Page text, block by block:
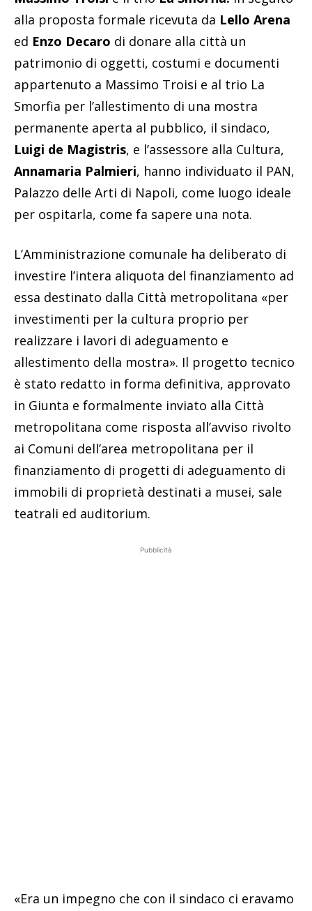
alla proposta formale ricevuta da Lello Arena
ed Enzo Decaro di donare alla città un
patrimonio di oggetti, costumi e documenti
appartenuto a Massimo Troisi e al trio La
Smorfia per l’allestimento di una mostra
permanente aperta al pubblico, il sindaco,
Luigi de Magistris, e l’assessore alla Cultura,
Annamaria Palmieri, hanno individuato il PAN,
Palazzo delle Arti di Napoli, come luogo ideale
per ospitarla, come fa sapere una nota.
L’Amministrazione comunale ha deliberato di
investire l’intera aliquota del finanziamento ad
essa destinato dalla Città metropolitana «per
investimenti per la cultura proprio per
realizzare i lavori di adeguamento e
allestimento della mostra». Il progetto tecnico
è stato redatto in forma definitiva, approvato
in Giunta e formalmente inviato alla Città
metropolitana come risposta all’avviso rivolto
ai Comuni dell’area metropolitana per il
finanziamento di progetti di adeguamento di
immobili di proprietà destinati a musei, sale
teatrali ed auditorium.
Pubblicità
«Era un impegno che con il sindaco ci eravamo